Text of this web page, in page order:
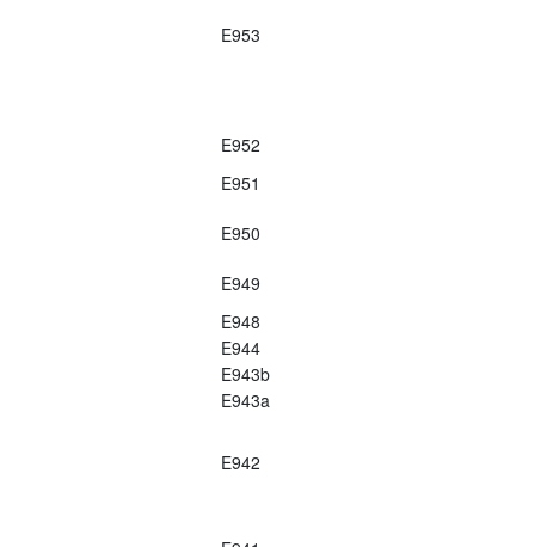
E953
E952
E951
E950
E949
E948
E944
E943b
E943a
E942